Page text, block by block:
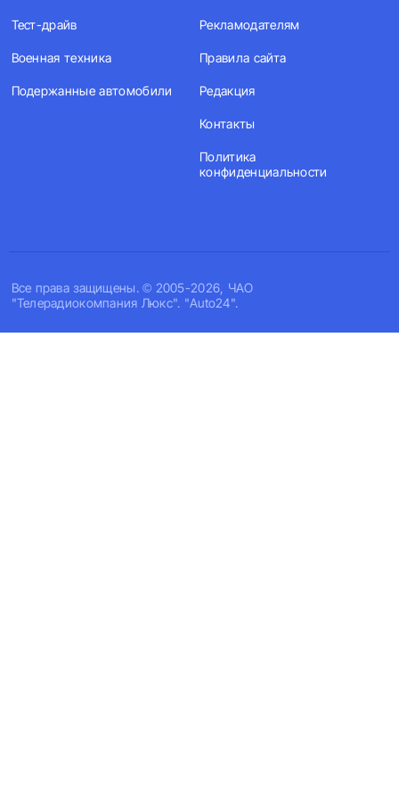
Все права защищены. © 2005-2026, ЧАО
"Телерадиокомпания Люкс". "Auto24".
Тест-драйв
Военная техника
Подержанные автомобили
Рекламодателям
Правила сайта
Редакция
Контакты
Политика
конфиденциальности